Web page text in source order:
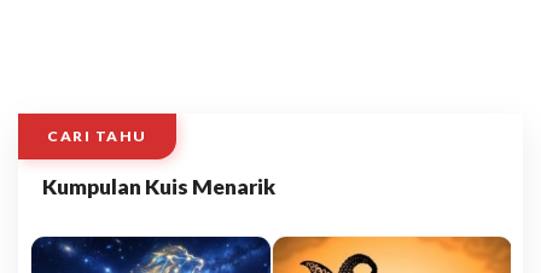
CARI TAHU
Kumpulan Kuis Menarik